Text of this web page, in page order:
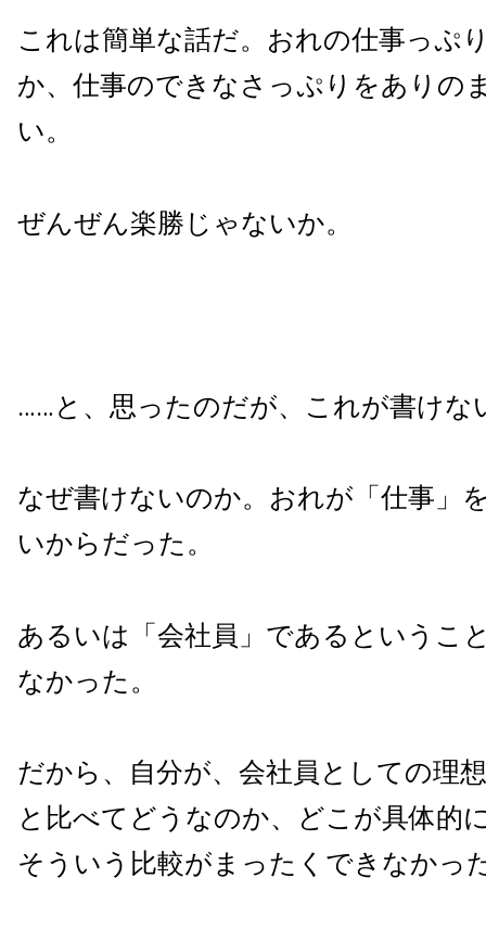
これは簡単な話だ。おれの仕事っぷ
か、仕事のできなさっぷりをありの
い。
ぜんぜん楽勝じゃないか。
……と、思ったのだが、これが書けな
なぜ書けないのか。おれが「仕事」
いからだった。
あるいは「会社員」であるというこ
なかった。
だから、自分が、会社員としての理
と比べてどうなのか、どこが具体的
そういう比較がまったくできなかっ